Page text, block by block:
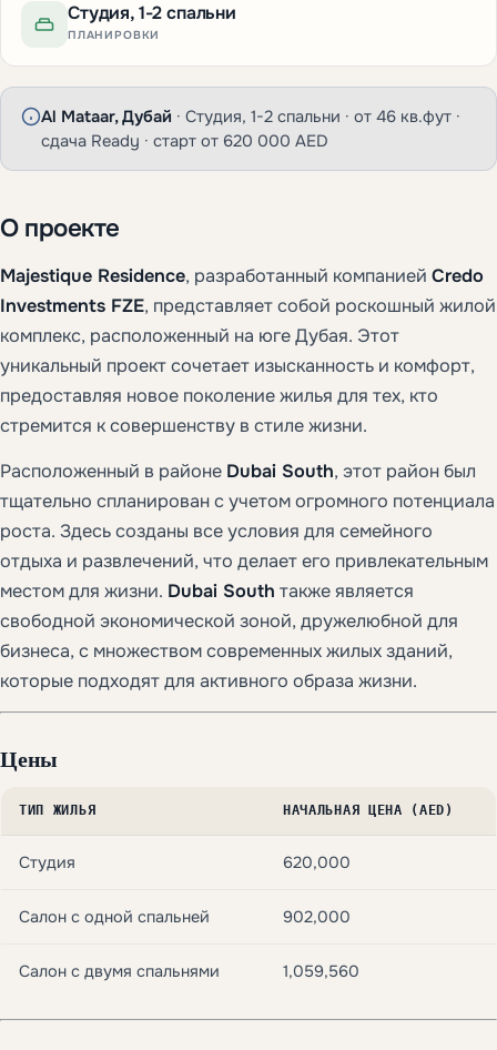
Студия, 1-2 спальни
ПЛАНИРОВКИ
Al Mataar, Дубай · Студия, 1-2 спальни · от 46 кв.фут ·
сдача Ready · старт от 620 000 AED
О проекте
Majestique Residence, разработанный компанией Credo
Investments FZE, представляет собой роскошный жилой
комплекс, расположенный на юге Дубая. Этот
уникальный проект сочетает изысканность и комфорт,
предоставляя новое поколение жилья для тех, кто
стремится к совершенству в стиле жизни.
Расположенный в районе Dubai South, этот район был
тщательно спланирован с учетом огромного потенциала
роста. Здесь созданы все условия для семейного
отдыха и развлечений, что делает его привлекательным
местом для жизни. Dubai South также является
свободной экономической зоной, дружелюбной для
бизнеса, с множеством современных жилых зданий,
которые подходят для активного образа жизни.
Цены
ТИП ЖИЛЬЯ НАЧАЛЬНАЯ ЦЕНА (AED)
Студия 620,000
Салон с одной спальней 902,000
Салон с двумя спальнями 1,059,560